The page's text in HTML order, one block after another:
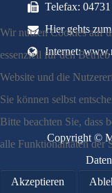
Telefax:
Hier gehts
Internet:
Copyright ©
Wir nutzen Cookies auf
essenziell für den
Website und die
Sie können selbst
Bitte beachten Sie, dass
alle Funktionalitäten der
Akzeptieren